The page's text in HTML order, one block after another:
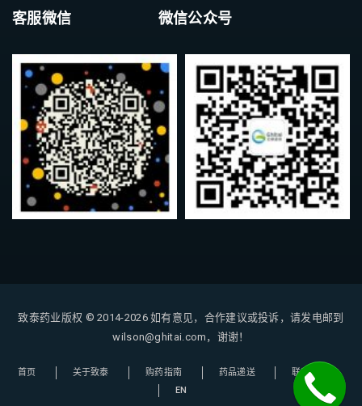
客服微信 微信公众号
致泰药业版权 © 2014-2026如有意见，合作建议或投诉，请发电邮到
wilson@ghitai.com，谢谢！
首页 关于致泰 购药指南 药品递送
联系我们
EN